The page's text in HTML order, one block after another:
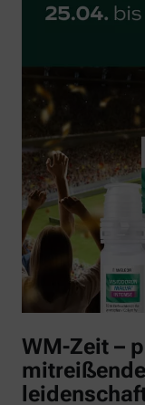
WM-Zeit –